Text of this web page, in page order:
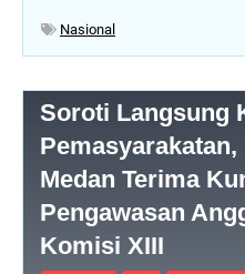
Nasional
Soroti Langsung
Pemasyarakatan,
Medan Terima
Pengawasan
Komisi XIII